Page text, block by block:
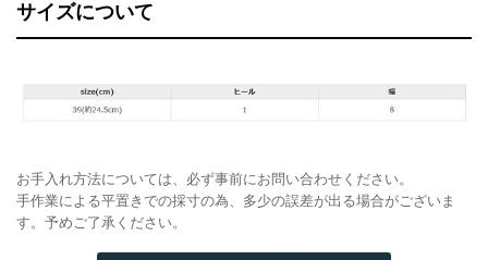
サイズについて
お手入れ方法については、必ず事前にお問い合わせください。
手作業による平置きでの採寸の為、多少の誤差が出る場合がございま
す。予めご了承ください。